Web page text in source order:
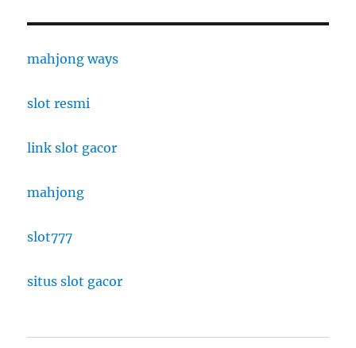
mahjong ways
slot resmi
link slot gacor
mahjong
slot777
situs slot gacor